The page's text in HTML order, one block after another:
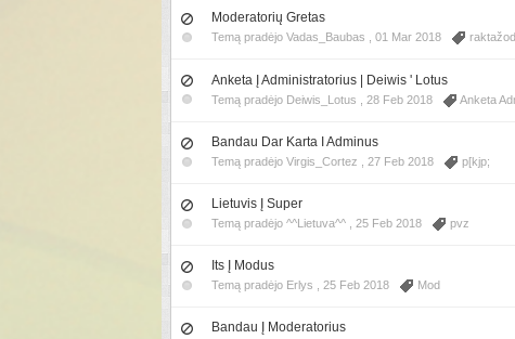
Moderatorių Gretas
Temą pradėjo Vadas_Baubas , 01 Mar 2018
Anketa Į Administratorius | Deiwis ' Lotus
Temą pradėjo Deiwis_Lotus , 28 Feb 2018 Anketa
Bandau Dar Karta I Adminus
Temą pradėjo Virgis_Cortez , 27 Feb 2018 p[kjp;
Lietuvis Į Super
Temą pradėjo ^^Lietuva^^ , 25 Feb 2018 pvz
Its Į Modus
Temą pradėjo Erlys , 25 Feb 2018 Mod
Bandau Į Moderatorius